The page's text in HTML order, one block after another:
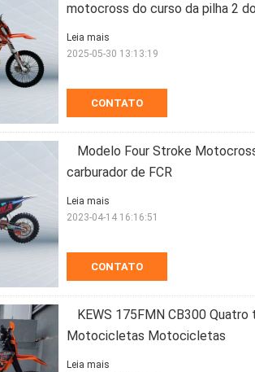
motocross do curso da pilha 2
CONTATO
Leia mais
2025-05-30 13:13:19
Modelo Four Stroke
carburador de FCR
CONTATO
Leia mais
2023-04-14 16:16:51
KEWS 175FMN CB300
Motocicletas Motocicletas
Leia mais